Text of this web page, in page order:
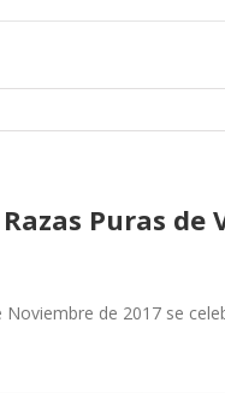
Puras
de 2017 se